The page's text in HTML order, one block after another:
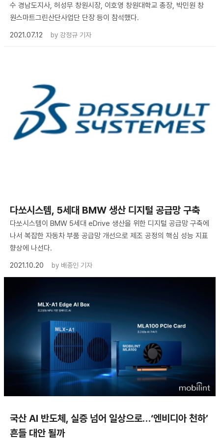
수 경남도지사, 허성무 창원시장, 이호영 창원대학교 총장, 박민원 창
원스마트그린산단사업단 단장 등이 참석했다.
2021.07.12
by 강정규 기자
다쏘시스템, 5세대 BMW 생산 디지털 공급망 구축
다쏘시스템이 BMW 5세대 eDrive 생산을 위한 디지털 공급망 구축에
나서 복잡한 자동차 부품 공급망 개선으로 제조 공정의 핵심 성능 지표
향상에 나선다.
2021.10.20
by 배종인 기자
국산 AI 반도체, 실증 넘어 일상으로…‘엔비디아 천하’
흔들 대안 될까